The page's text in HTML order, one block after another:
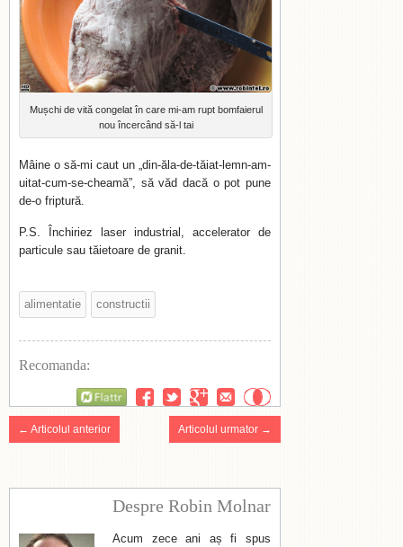
Mușchi de vită congelat în care mi-am rupt bomfaierul
nou încercând să-l tai
Mâine o să-mi caut un „din-ăla-de-tăiat-lemn-am-
uitat-cum-se-cheamă”, să văd dacă o pot pune
de-o friptură.
P.S. Închiriez laser industrial, accelerator de
particule sau tăietoare de granit.
alimentatie constructii
Recomanda:
← Articolul anterior Articolul urmator →
Despre Robin Molnar
Acum zece ani aș fi spus